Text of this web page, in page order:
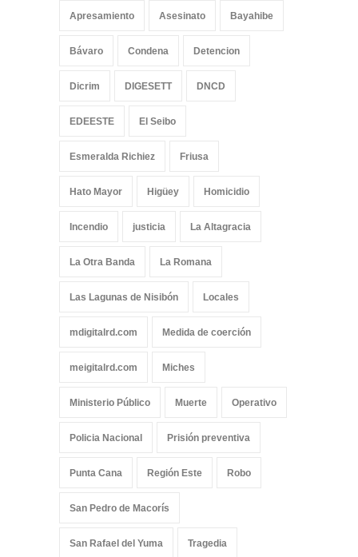
Apresamiento Asesinato Bayahibe
Bávaro Condena Detencion
Dicrim DIGESETT DNCD
EDEESTE El Seibo
Esmeralda Richiez Friusa
Hato Mayor Higüey Homicidio
Incendio justicia La Altagracia
La Otra Banda La Romana
Las Lagunas de Nisibón Locales
mdigitalrd.com Medida de coerción
meigitalrd.com Miches
Ministerio Público Muerte Operativo
Policia Nacional Prisión preventiva
Punta Cana Región Este Robo
San Pedro de Macorís
San Rafael del Yuma Tragedia